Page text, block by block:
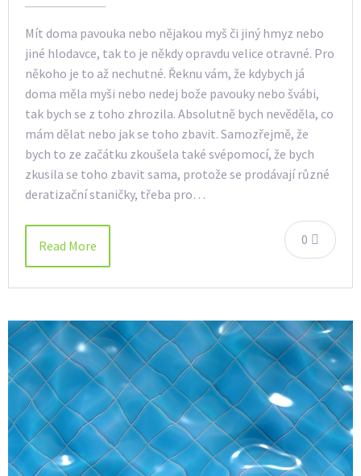
Mít doma pavouka nebo nějakou myš či jiný hmyz nebo
jiné hlodavce, tak to je někdy opravdu velice otravné. Pro
někoho je to až nechutné. Řeknu vám, že kdybych já
doma měla myši nebo nedej bože pavouky nebo švábi,
tak bych se z toho zhrozila. Absolutně bych nevěděla, co
mám dělat nebo jak se toho zbavit. Samozřejmě, že
bych to ze začátku zkoušela také svépomocí, že bych
zkusila se toho zbavit sama, protože se prodávají různé
deratizační staničky, třeba pro…
0
Read More